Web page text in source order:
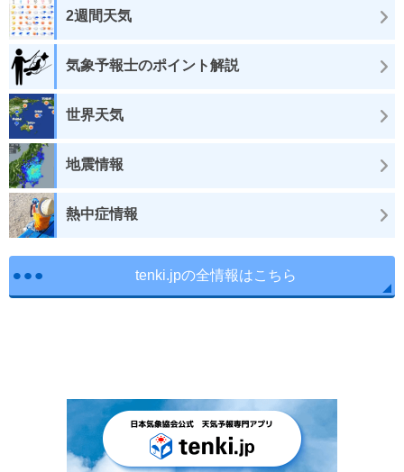
2週間天気
気象予報士のポイント解説
世界天気
地震情報
熱中症情報
tenki.jpの全情報はこちら